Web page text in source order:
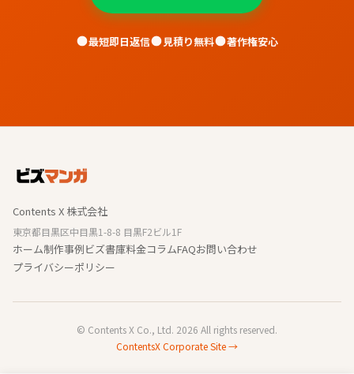
最短即日返信 見積り無料 著作権安心
Contents X 株式会社
東京都目黒区中目黒1-8-8 目黒F2ビル1F
ホーム制作事例ビズ書庫料金コラムFAQお問い合わせ
プライバシーポリシー
© Contents X Co., Ltd. 2026 All rights reserved.
ContentsX Corporate Site →